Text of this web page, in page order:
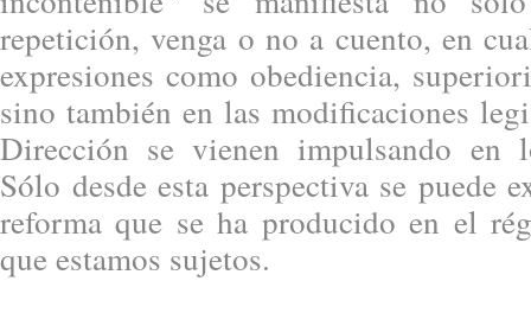
repetición, venga o no a cuento, en
expresiones como obediencia,
sino también en las modificaciones
Dirección se vienen impulsando en
Sólo desde esta perspectiva se puede
reforma que se ha producido en el
que estamos sujetos.